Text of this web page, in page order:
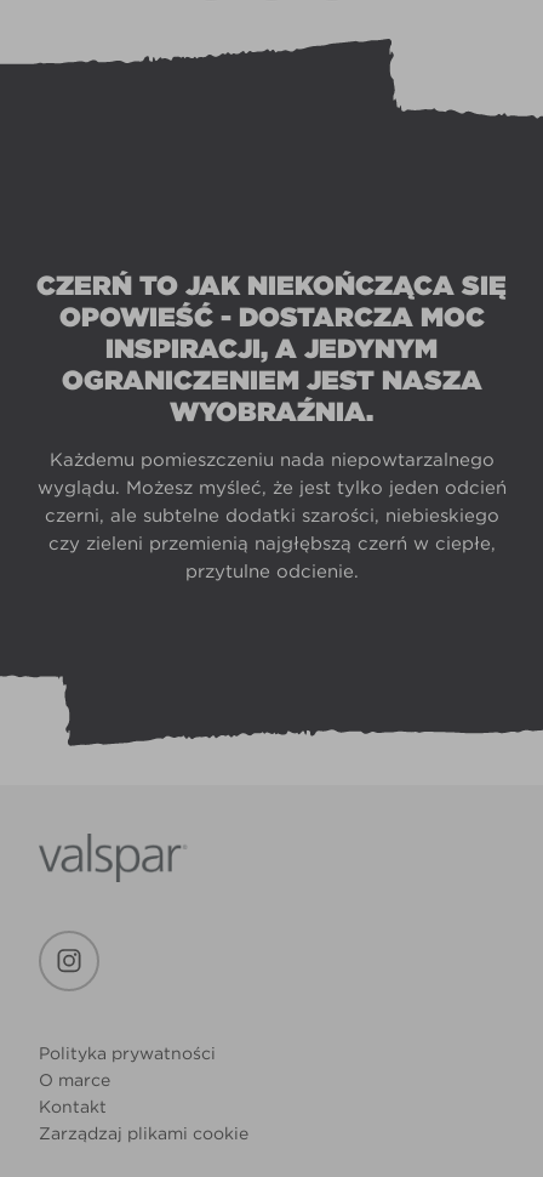
CZERŃ TO JAK NIEKOŃCZĄCA SIĘ
OPOWIEŚĆ - DOSTARCZA MOC
INSPIRACJI, A JEDYNYM
OGRANICZENIEM JEST NASZA
WYOBRAŹNIA.
Każdemu pomieszczeniu nada niepowtarzalnego
wyglądu. Możesz myśleć, że jest tylko jeden odcień
czerni, ale subtelne dodatki szarości, niebieskiego
czy zieleni przemienią najgłębszą czerń w ciepłe,
przytulne odcienie.
Polityka prywatności
O marce
Kontakt
Zarządzaj plikami cookie